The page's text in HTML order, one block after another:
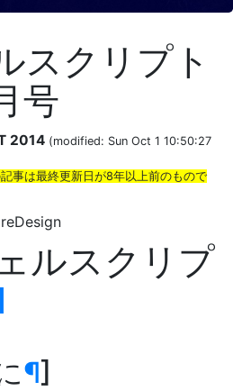
スクリプト
号
2014 (modified: Sun Oct 1 10:50:27
記事は最終更新日が8年以上前のもので
ルスクリプ
¶